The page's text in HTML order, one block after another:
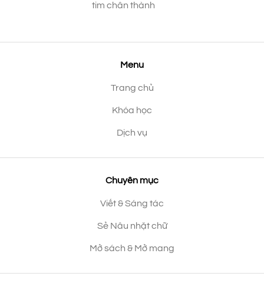
tim chân thành
Menu
Trang chủ
Khóa học
Dịch vụ
Chuyên mục
Viết & Sáng tác
Sẻ Nâu nhặt chữ
Mở sách & Mở mang